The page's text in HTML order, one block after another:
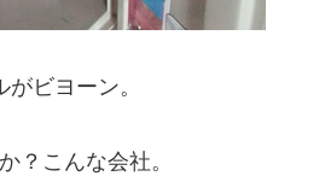
がビヨーン。
？こんな会社。